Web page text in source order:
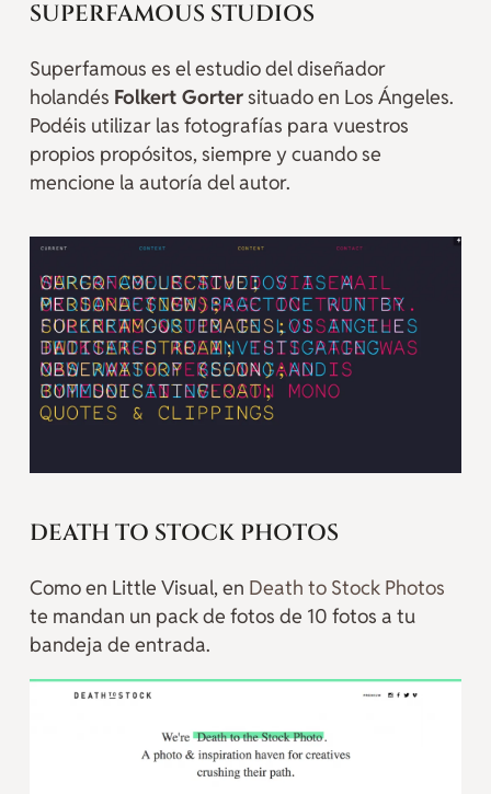
SUPERFAMOUS STUDIOS
Superfamous es el estudio del diseñador
holandés Folkert Gortersituado en Los Ángeles.
Podéis utilizar las fotografías para vuestros
propios propósitos, siempre y cuando se
mencione la autoría del autor.
DEATH TO STOCK PHOTOS
Como en Little Visual, en Death to Stock Photos
te mandan un pack de fotos de 10 fotos a tu
bandeja de entrada.